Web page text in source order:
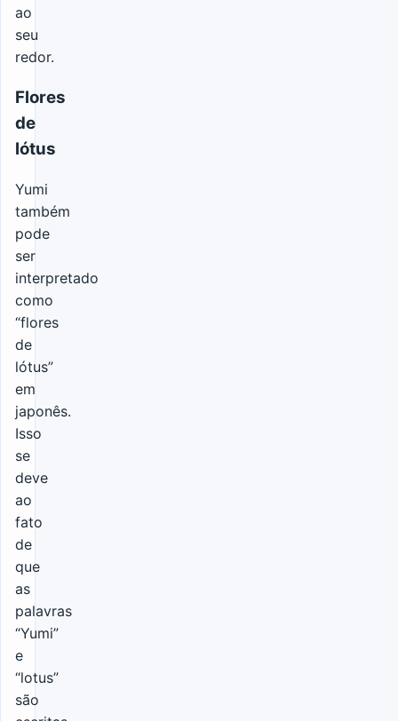
ao
seu
redor.
Flores
de
lótus
Yumi
também
pode
ser
interpretado
como
“flores
de
lótus”
em
japonês.
Isso
se
deve
ao
fato
de
que
as
palavras
“Yumi”
e
“lotus”
são